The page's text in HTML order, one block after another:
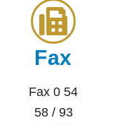
Fax
Fax 0 54
58 / 93